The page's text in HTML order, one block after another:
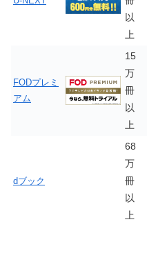
以
上
FODプレミ
アム
15
万
冊
以
上
dブック
68
万
冊
以
上